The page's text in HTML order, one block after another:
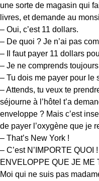
une sorte de magasin qui
livres, et demande au
– Oui, c’est 11 dollars.
– De quoi ? Je n’ai pas
– Il faut payer 11 dollars
– Je ne comprends
– Tu dois me payer pour le
– Attends, tu veux te
séjourne à l’hôtel t’a
enveloppe ? Mais c’est
de payer l’oxygène que je
– That’s New York !
– C’est N’IMPORTE
ENVELOPPE QUE JE ME
Moi qui ne suis pas